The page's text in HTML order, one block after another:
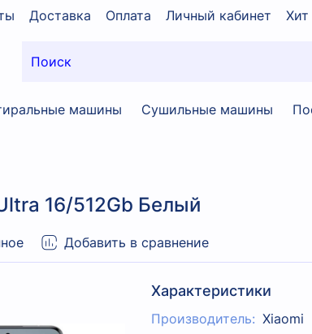
Доставка Оплата Личный кабинет Хит
машины Сушильные машины
16/512Gb Белый
Добавить в сравнение
Характеристики
Производитель: Xiaomi